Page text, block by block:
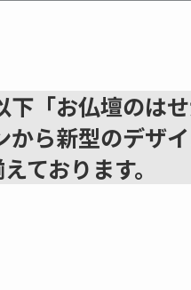
下「お仏壇のは
から新型のデザ
ております。